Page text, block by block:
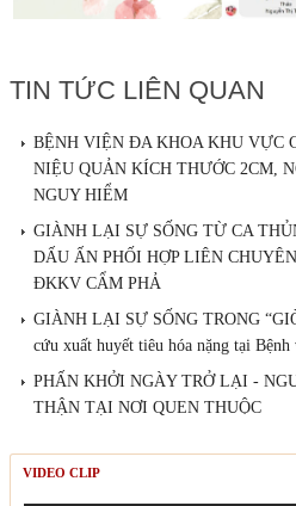
TIN TỨC LIÊN QUAN
BỆNH VIỆN ĐA KHOA KHU VỰC
NIỆU QUẢN KÍCH THƯỚC 2CM,
NGUY HIỂM
GIÀNH LẠI SỰ SỐNG TỪ CA
DẤU ẤN PHỐI HỢP LIÊN
ĐKKV CẨM PHẢ
GIÀNH LẠI SỰ SỐNG TRONG
cứu xuất huyết tiêu hóa nặng tại
PHẤN KHỞI NGÀY TRỞ LẠI -
THẬN TẠI NƠI QUEN THUỘC
VIDEO CLIP